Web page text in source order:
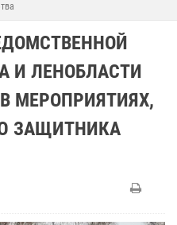
И ЛЕНОБЛАСТИ
МЕРОПРИЯТИЯХ,
ЗАЩИТНИКА